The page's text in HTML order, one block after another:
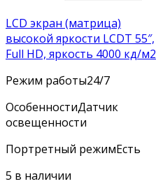
LCD экран (матрица)
высокой яркости LCDT 55″,
Full HD, яркость 4000 кд/м2
Режим работы24/7
ОсобенностиДатчик
освещенности
Портретный режимЕсть
5 в наличии